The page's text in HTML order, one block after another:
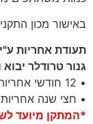
באישור מכון
תעודת אחריות
גנור טרודלר
• 12 חודשי אחריות על המפוח
• חצי שנה
*המתקן מיועד